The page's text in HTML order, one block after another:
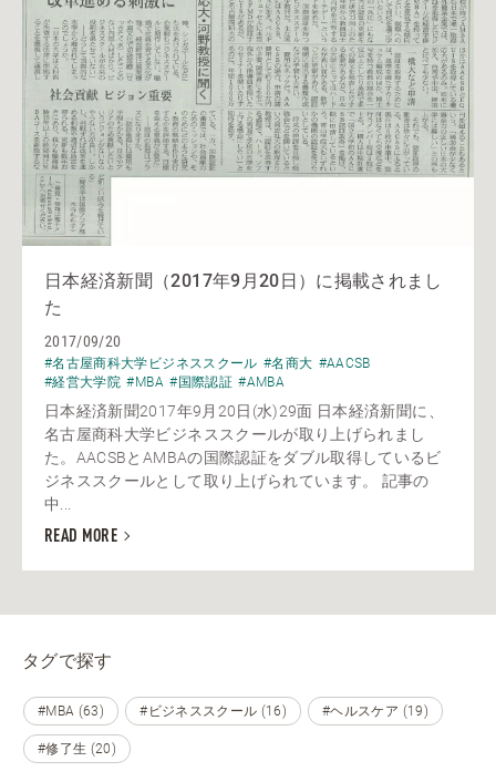
日本経済新聞（2017年9月20日）に掲載されまし
た
2017/09/20
#名古屋商科大学ビジネススクール #名商大 #AACSB
#経営大学院 #MBA #国際認証 #AMBA
日本経済新聞2017年9月20日(水)29面 日本経済新聞に、
名古屋商科大学ビジネススクールが取り上げられまし
た。AACSBとAMBAの国際認証をダブル取得しているビ
ジネススクールとして取り上げられています。 記事の
中...
READ MORE
タグで探す
#MBA (63) #ビジネススクール (16) #ヘルスケア (19)
#修了生 (20)